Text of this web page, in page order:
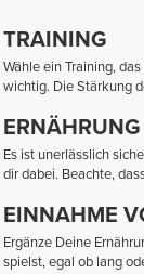
TRAINING
Wähle ein Training,
wichtig. Die Stärkung
ERNÄHRUNG
Es ist unerlässlich
dir dabei. Beachte,
EINNAHME
Ergänze Deine
spielst, egal ob lang